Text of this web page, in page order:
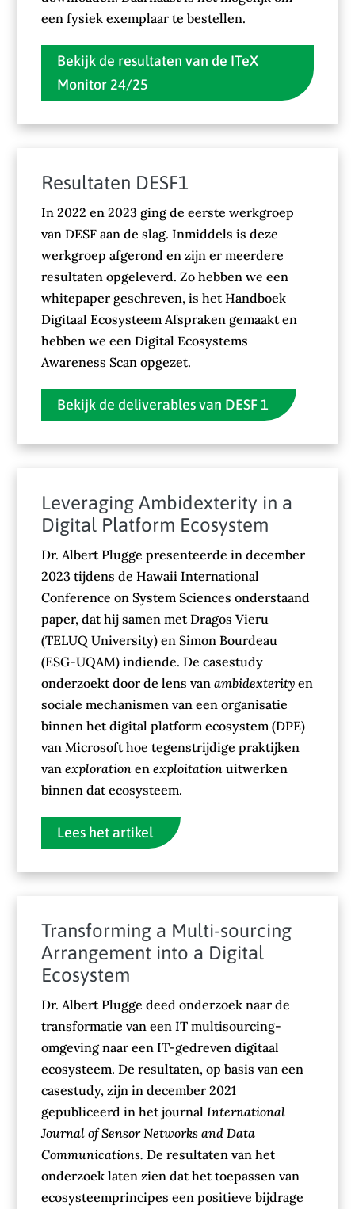
een fysiek exemplaar te bestellen.
Bekijk de resultaten van de ITeX
Monitor 24/25
Resultaten DESF1
In 2022 en 2023 ging de eerste werkgroep
van DESF aan de slag. Inmiddels is deze
werkgroep afgerond en zijn er meerdere
resultaten opgeleverd. Zo hebben we een
whitepaper geschreven, is het Handboek
Digitaal Ecosysteem Afspraken gemaakt en
hebben we een Digital Ecosystems
Awareness Scan opgezet.
Bekijk de deliverables van DESF 1
Leveraging Ambidexterity in a
Digital Platform Ecosystem
Dr. Albert Plugge presenteerde in december
2023 tijdens de Hawaii International
Conference on System Sciences onderstaand
paper, dat hij samen met Dragos Vieru
(TELUQ University) en Simon Bourdeau
(ESG-UQAM) indiende. De casestudy
onderzoekt door de lens van ambidexterity en
sociale mechanismen van een organisatie
binnen het digital platform ecosystem (DPE)
van Microsoft hoe tegenstrijdige praktijken
vanexploration en exploitation uitwerken
binnen dat ecosysteem.
Lees het artikel
Transforming a Multi-sourcing
Arrangement into a Digital
Ecosystem
Dr. Albert Plugge deed onderzoek naar de
transformatie van een IT multisourcing-
omgeving naar een IT-gedreven digitaal
ecosysteem. De resultaten, op basis van een
casestudy, zijn in december 2021
gepubliceerd in het journal International
Journal ofSensor Networks and Data
Communications. De resultaten van het
onderzoek laten zien dat het toepassen van
ecosysteemprincipes een positieve bijdrage